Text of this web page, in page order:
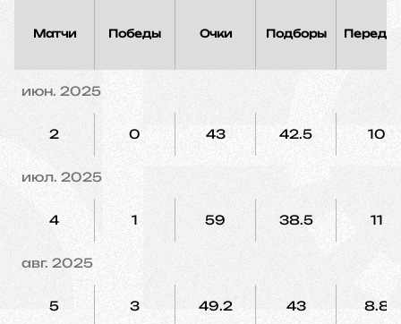
Матчи Победы Очки Подборы
июн. 2025
2 0 43 42.5 10
июл. 2025
4 1 59 38.5 11
авг. 2025
5 3 49.2 43 8.8